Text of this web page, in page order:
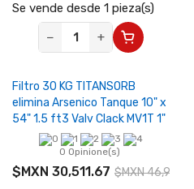
Se vende desde 1 pieza(s)
−
+
Filtro 30 KG TITANSORB
elimina Arsenico Tanque 10" x
54" 1.5 ft3 Valv Clack MV1T 1"
0 Opinione(s)
$MXN 30,511.67 $MXN 46,941.02